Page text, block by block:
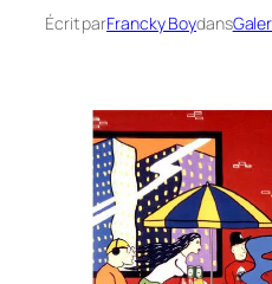
Écrit parFrancky Boydans